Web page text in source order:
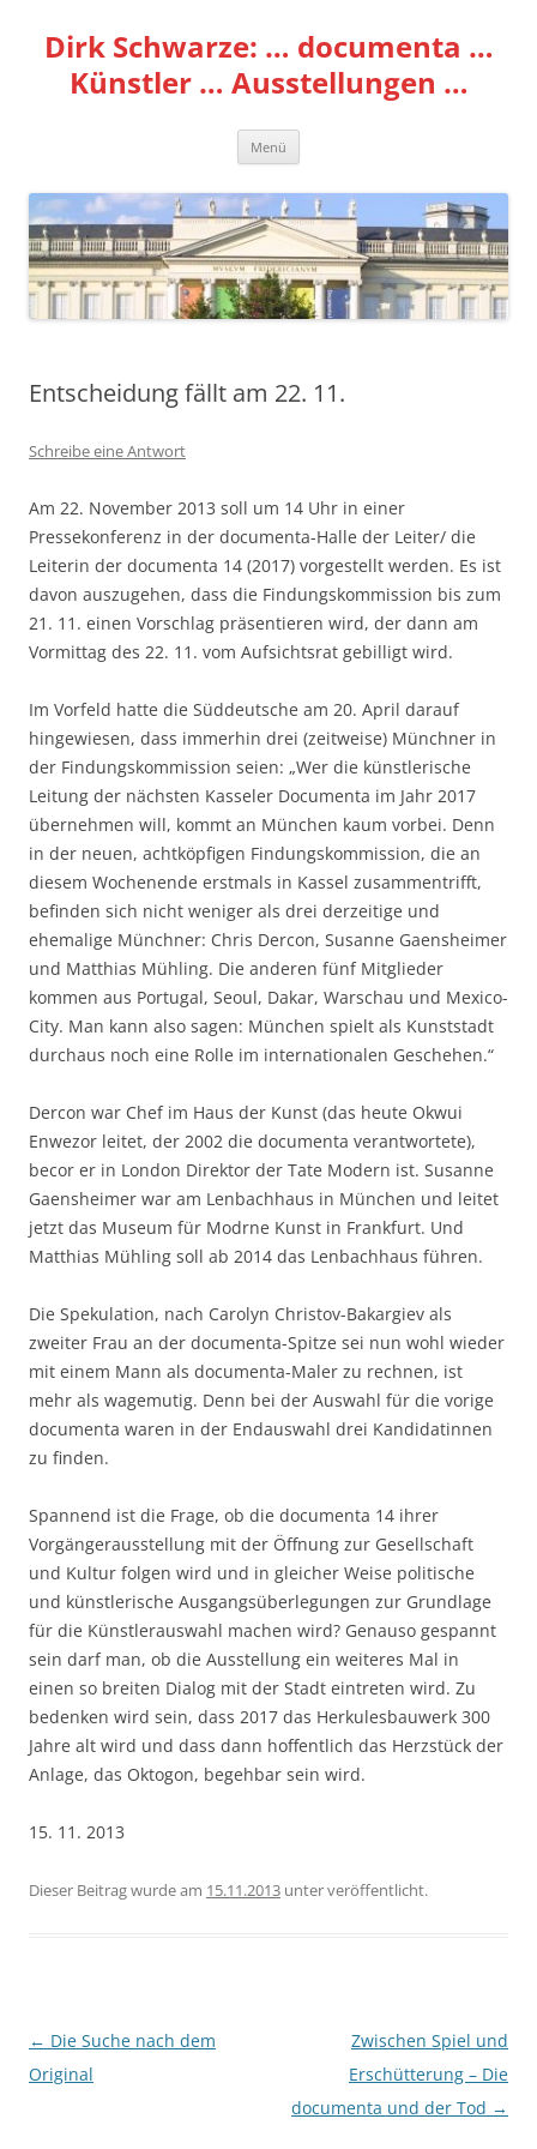
springen
Dirk Schwarze: … documenta …
Künstler … Ausstellungen …
Menü
Entscheidung fällt am 22. 11.
Schreibe eine Antwort
Am 22. November 2013 soll um 14 Uhr in einer
Pressekonferenz in der documenta-Halle der Leiter/ die
Leiterin der documenta 14 (2017) vorgestellt werden. Es ist
davon auszugehen, dass die Findungskommission bis zum
21. 11. einen Vorschlag präsentieren wird, der dann am
Vormittag des 22. 11. vom Aufsichtsrat gebilligt wird.
Im Vorfeld hatte die Süddeutsche am 20. April darauf
hingewiesen, dass immerhin drei (zeitweise) Münchner in
der Findungskommission seien: „Wer die künstlerische
Leitung der nächsten Kasseler Documenta im Jahr 2017
übernehmen will, kommt an München kaum vorbei. Denn
in der neuen, achtköpfigen Findungskommission, die an
diesem Wochenende erstmals in Kassel zusammentrifft,
befinden sich nicht weniger als drei derzeitige und
ehemalige Münchner: Chris Dercon, Susanne Gaensheimer
und Matthias Mühling. Die anderen fünf Mitglieder
kommen aus Portugal, Seoul, Dakar, Warschau und Mexico-
City. Man kann also sagen: München spielt als Kunststadt
durchaus noch eine Rolle im internationalen Geschehen.“
Dercon war Chef im Haus der Kunst (das heute Okwui
Enwezor leitet, der 2002 die documenta verantwortete),
becor er in London Direktor der Tate Modern ist. Susanne
Gaensheimer war am Lenbachhaus in München und leitet
jetzt das Museum für Modrne Kunst in Frankfurt. Und
Matthias Mühling soll ab 2014 das Lenbachhaus führen.
Die Spekulation, nach Carolyn Christov-Bakargiev als
zweiter Frau an der documenta-Spitze sei nun wohl wieder
mit einem Mann als documenta-Maler zu rechnen, ist
mehr als wagemutig. Denn bei der Auswahl für die vorige
documenta waren in der Endauswahl drei Kandidatinnen
zu finden.
Spannend ist die Frage, ob die documenta 14 ihrer
Vorgängerausstellung mit der Öffnung zur Gesellschaft
und Kultur folgen wird und in gleicher Weise politische
und künstlerische Ausgangsüberlegungen zur Grundlage
für die Künstlerauswahl machen wird? Genauso gespannt
sein darf man, ob die Ausstellung ein weiteres Mal in
einen so breiten Dialog mit der Stadt eintreten wird. Zu
bedenken wird sein, dass 2017 das Herkulesbauwerk 300
Jahre alt wird und dass dann hoffentlich das Herzstück der
Anlage, das Oktogon, begehbar sein wird.
15. 11. 2013
Dieser Beitrag wurde am 15.11.2013 unterveröffentlicht.
Beitragsnavigation
← Die Suche nach dem
Original
Zwischen Spiel und
Erschütterung – Die
documenta und der Tod →